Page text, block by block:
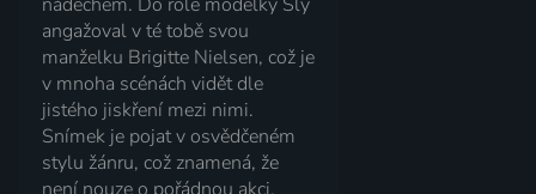
angažoval v té tobě svou
manželku Brigitte Nielsen, což je
v mnoha scénách vidět dle
jistého jiskření mezi nimi.
Snímek je pojat v osvědčeném
stylu žánru, což znamená, že